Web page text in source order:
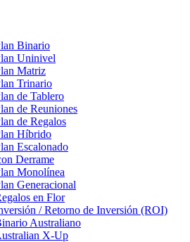
Binario
Uninivel
Matriz
Trinario
de Tablero
de Reuniones
de Regalos
Híbrido
Escalonado
Derrame
Monolínea
Generacional
en Flor
/ Retorno de Inversión (ROI)
Australiano
X-Up